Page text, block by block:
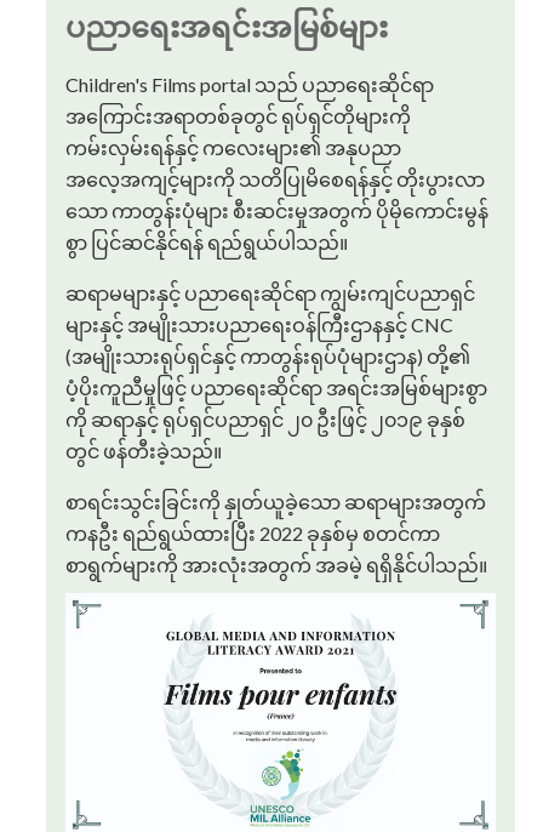
ပညာရေးအရင်းအမြစ်များ
Children's Films portal သည် ပညာရေးဆိုင်ရာ
အကြောင်းအရာတစ်ခုတွင် ရုပ်ရှင်တိုများကို
ကမ်းလှမ်းရန်နှင့် ကလေးများ၏ အနုပညာ
အလေ့အကျင့်များကို သတိပြုမိစေရန်နှင့် တိုးပွားလာ
သော ကာတွန်းပုံများ စီးဆင်းမှုအတွက် ပိုမိုကောင်းမွန်
စွာ ပြင်ဆင်နိုင်ရန် ရည်ရွယ်ပါသည်။
ဆရာမများနှင့် ပညာရေးဆိုင်ရာ ကျွမ်းကျင်ပညာရှင်
များနှင့် အမျိုးသားပညာရေးဝန်ကြီးဌာနနှင့် CNC
(အမျိုးသားရုပ်ရှင်နှင့် ကာတွန်းရုပ်ပုံများဌာန) တို့၏
ပံ့ပိုးကူညီမှုဖြင့် ပညာရေးဆိုင်ရာ အရင်းအမြစ်များစွာ
ကို ဆရာနှင့် ရုပ်ရှင်ပညာရှင် ၂၀ ဦးဖြင့် ၂၀၁၉ ခုနှစ်
တွင် ဖန်တီးခဲ့သည်။
စာရင်းသွင်းခြင်းကို နှုတ်ယူခဲ့သော ဆရာများအတွက်
ကနဦး ရည်ရွယ်ထားပြီး 2022 ခုနှစ်မှ စတင်ကာ
စာရွက်များကို အားလုံးအတွက် အခမဲ့ ရရှိနိုင်ပါသည်။